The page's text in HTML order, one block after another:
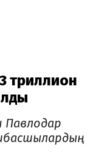
триллион
Павлодар